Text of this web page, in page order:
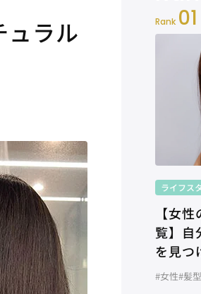
ュラル
Rank 01
ライフス
【女
覧】自
を見つ
#女性#髪型